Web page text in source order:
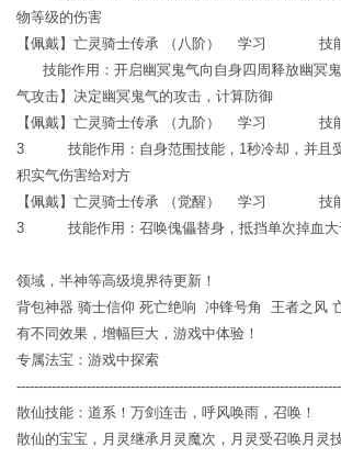
物等级的伤害
【佩戴】亡灵骑士传承 （八阶） 学习
技能作用：开启幽冥鬼气向自身四周释放幽冥
气攻击】决定幽冥鬼气的攻击，计算防
【佩戴】亡灵骑士传承 （九阶） 学习 技能
3 技能作用：自身范围技能，1秒冷却，并且受
积实气伤害给对方
【佩戴】亡灵骑士传承 （觉醒） 学习 技能
3 技能作用：召唤傀儡替身，抵挡单次掉
领域，半神等高级境界待更新！
背包神器 骑士信仰 死亡绝响 冲锋号角 王者之风
有不同效果，增幅巨大，游戏中体验！
专属法宝：游戏中探索
散仙技能：道系！万剑连击，呼风唤雨，召唤！
散仙的宝宝，月灵继承月灵魔次，月灵受召唤月灵